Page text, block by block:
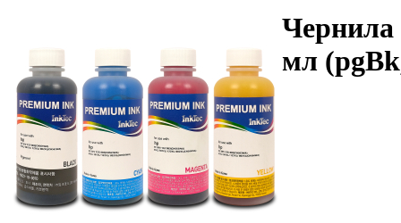
Чернила
мл